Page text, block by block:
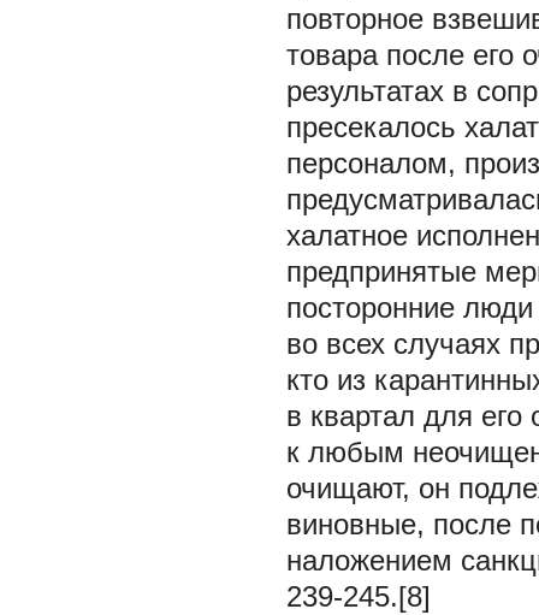
повторное
товара после его
результатах в
пресекалось
персоналом,
халатное
предпринятые
посторонние
во всех случаях
кто из
в квартал для
к любым
очищают, он
виновные, после
наложением
239-245.[8]